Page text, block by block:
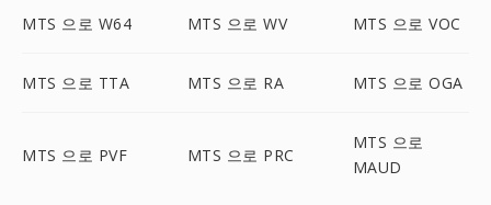
MTS 으로 W64 MTS 으로 WV MTS 으로 VOC
MTS 으로 TTA MTS 으로 RA MTS 으로 OGA
MTS 으로 PVF MTS 으로 PRC
MTS 으로
MAUD